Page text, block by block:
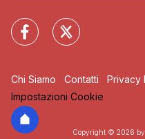
Chi Siamo Contatti Privacy
Impostazioni Cookie
Copyright © 2026 by